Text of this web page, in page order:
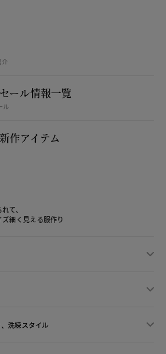
ール情報一覧
ル
作アイテム
て、
ズ細く見える服作り
洗練スタイル